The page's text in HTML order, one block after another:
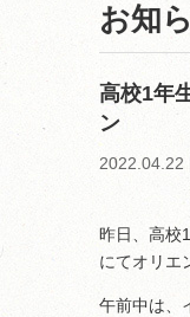
お知
高校1年
ン
2022.04.22
昨日、高校
にてオリエ
午前中は、